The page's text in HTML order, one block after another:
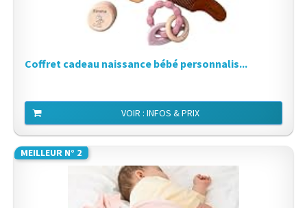
Coffret cadeau naissance bébé personnalis...
VOIR : INFOS & PRIX
MEILLEUR N° 2